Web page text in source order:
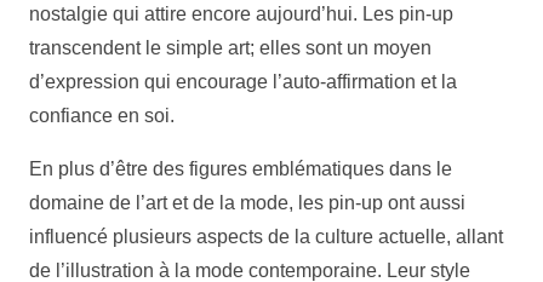
nostalgie qui attire encore aujourd’hui. Les pin-up
transcendent le simple art; elles sont un moyen
d’expression qui encourage l’auto-affirmation et la
confiance en soi.
En plus d’être des figures emblématiques dans le
domaine de l’art et de la mode, les pin-up ont aussi
influencé plusieurs aspects de la culture actuelle, allant
de l’illustration à la mode contemporaine. Leur style